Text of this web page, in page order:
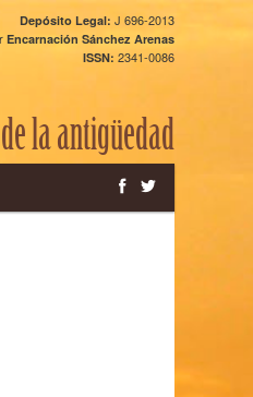
la antigüedad
Depósito Legal: J 696-2013
Encarnación Sánchez Arenas
ISSN: 2341-0086